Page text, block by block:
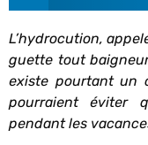
L’hydrocution,
guette tout
existe pourtant un
pourraient éviter
pendant les